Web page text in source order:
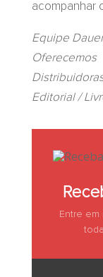
acompanhar
Equipe
Editorial /
Entre